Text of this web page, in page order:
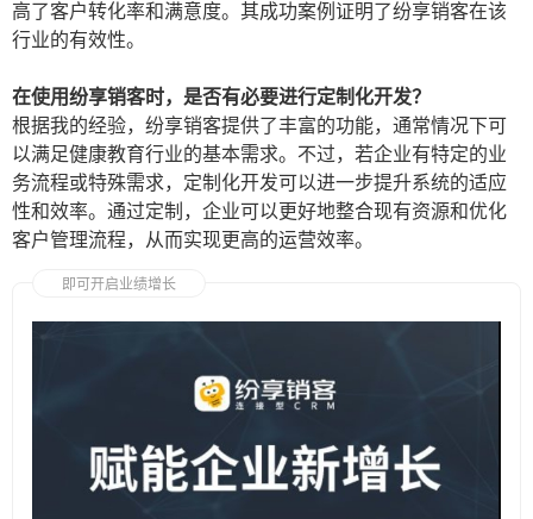
高了客户转化率和满意度。其成功案例证明了纷享销客在该
行业的有效性。
在使用纷享销客时，是否有必要进行定制化开发？
根据我的经验，纷享销客提供了丰富的功能，通常情况下可
以满足健康教育行业的基本需求。不过，若企业有特定的业
务流程或特殊需求，定制化开发可以进一步提升系统的适应
性和效率。通过定制，企业可以更好地整合现有资源和优化
客户管理流程，从而实现更高的运营效率。
即可开启业绩增长